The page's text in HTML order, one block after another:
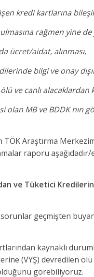
kredi kartlarına
rağmen yine de
ücret/aidat, alınması,
bilgi ve onay
ve canlı
olan MB ve BDDK nın
Araştırma
raporu
ve Tüketici
geçmişten
kaynaklı
(VYŞ) devredilen ölü
görebiliyoruz.